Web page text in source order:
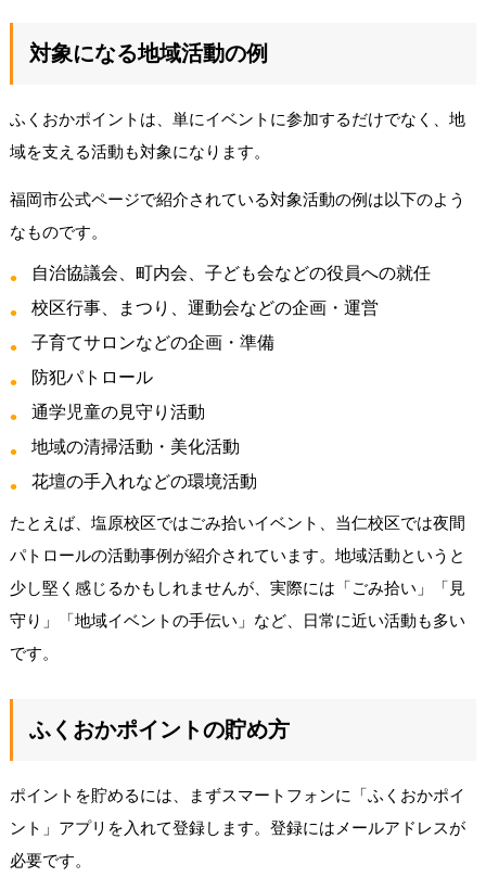
対象になる地域活動の例
ふくおかポイントは、単にイベントに参加するだけでなく、地
域を支える活動も対象になります。
福岡市公式ページで紹介されている対象活動の例は以下のよう
なものです。
自治協議会、町内会、子ども会などの役員への就任
校区行事、まつり、運動会などの企画・運営
子育てサロンなどの企画・準備
防犯パトロール
通学児童の見守り活動
地域の清掃活動・美化活動
花壇の手入れなどの環境活動
たとえば、塩原校区ではごみ拾いイベント、当仁校区では夜間
パトロールの活動事例が紹介されています。地域活動というと
少し堅く感じるかもしれませんが、実際には「ごみ拾い」「見
守り」「地域イベントの手伝い」など、日常に近い活動も多い
です。
ふくおかポイントの貯め方
ポイントを貯めるには、まずスマートフォンに「ふくおかポイ
ント」アプリを入れて登録します。登録にはメールアドレスが
必要です。